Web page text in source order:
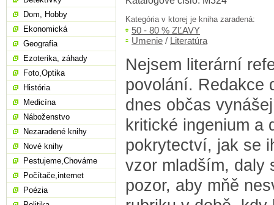
Kategória v ktorej je kniha zaradená:
50 - 80 % ZĽAVY
Umenie / Literatúra
Nejsem literární
povolání. Redakce
dnes občas
kritické ingenium a
pokrytectví, jak se
vzor mladším, daly
pozor, aby mňě
Dom, Hobby
Ekonomická
Geografia
Ezoterika, záhady
Foto,Optika
História
Medicína
Náboženstvo
Nezaradené knihy
Nové knihy
Pestujeme,Chováme
Počítače,internet
Poézia